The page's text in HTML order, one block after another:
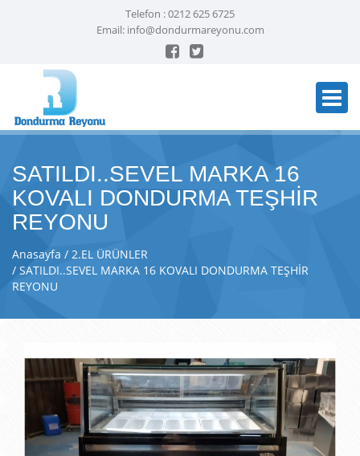
Telefon :0212 625 6725
Email: info@dondurmareyonu.com
SATILDI..SEVEL MARKA 16
KOVALI DONDURMA TEŞHİR
REYONU
Anasayfa
2.EL ÜRÜNLER
SATILDI..SEVEL MARKA 16 KOVALI DONDURMA TEŞHİR
REYONU